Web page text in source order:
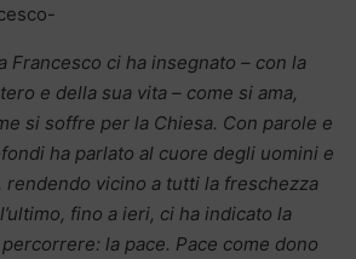
Francesco ci ha insegnato – con la
e della sua vita – come si ama,
si soffre per la Chiesa. Con parole e
ha parlato al cuore degli uomini e
rendendo vicino a tutti la freschezza
fino a ieri, ci ha indicato la
la pace. Pace come dono